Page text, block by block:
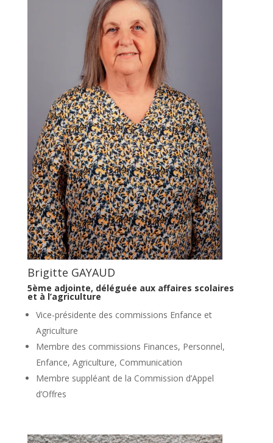
Brigitte GAYAUD
5ème adjointe, déléguée aux affaires scolaires
et à l’agriculture
Vice-présidente des commissions Enfance et
Agriculture
Membre des commissions Finances, Personnel,
Enfance, Agriculture, Communication
Membre suppléant de la Commission d’Appel
d’Offres